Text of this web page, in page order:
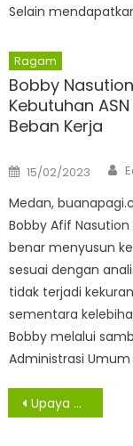
Selain
Ragam
Bobby
Kebutuhan
Beban Kerja
Posted
on
15/02/2023
Medan,
Bobby Afif
benar menyusun
sesuai dengan
tidak terjadi
sementara
Bobby melalui
Administrasi
Navigasi
Upaya Memutus Pandemi Covid-19, Pemkab Sergai Gelar Swab Test Massal